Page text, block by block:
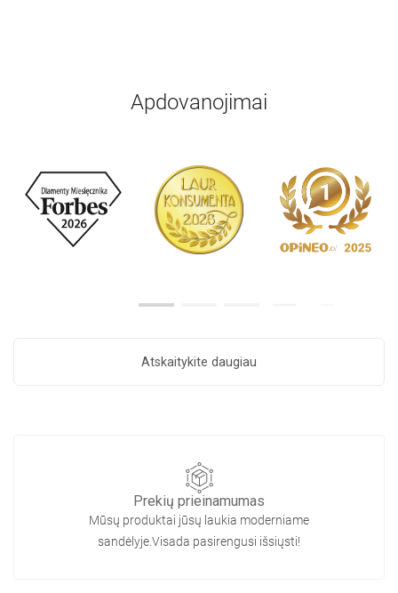
Apdovanojimai
Atskaitykite daugiau
Prekių prieinamumas
Mūsų produktai jūsų laukia moderniame
sandėlyje.Visada pasirengusi išsiųsti!